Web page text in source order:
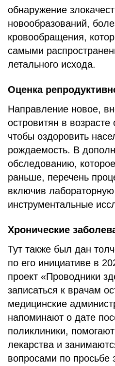
обнаружение
новообразований,
кровообращения,
самыми
летального исхода.
Оценка
Направление новое,
островитян в возрасте
чтобы оздоровить
рождаемость. В
обследованию,
раньше, перечень
включив лабораторную
инструментальные
Хронические
Тут также был дан
по его инициативе в
проект «Проводники
записаться к врачам
медицинские
напоминают о дате
поликлиники,
лекарства и
вопросами по просьбе